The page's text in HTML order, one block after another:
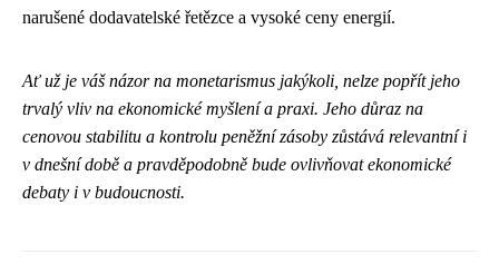
narušené dodavatelské řetězce a vysoké ceny energií.
Ať už je váš názor na monetarismus jakýkoli, nelze popřít jeho
trvalý vliv na ekonomické myšlení a praxi. Jeho důraz na
cenovou stabilitu a kontrolu peněžní zásoby zůstává relevantní i
v dnešní době a pravděpodobně bude ovlivňovat ekonomické
debaty i v budoucnosti.